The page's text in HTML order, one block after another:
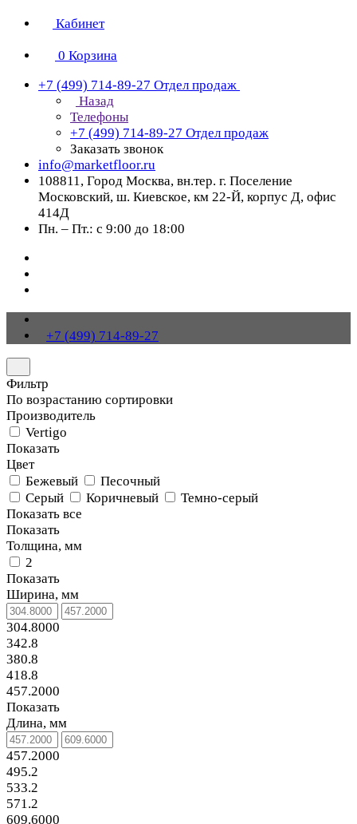
Кабинет
0 Корзина
+7 (499) 714-89-27 Отдел продаж
Назад
Телефоны
+7 (499) 714-89-27 Отдел продаж
Заказать звонок
info@marketfloor.ru
108811, Город Москва, вн.тер. г. Поселение
Московский, ш. Киевское, км 22-Й, корпус Д, офис
414Д
Пн. – Пт.: с 9:00 до 18:00
+7 (499) 714-89-27
Фильтр
По возрастанию сортировки
Производитель
Vertigo
Показать
Цвет
Бежевый
Песочный
Серый
Коричневый
Темно-серый
Показать все
Показать
Толщина, мм
2
Показать
Ширина, мм
304.8000
342.8
380.8
418.8
457.2000
Показать
Длина, мм
457.2000
495.2
533.2
571.2
609.6000